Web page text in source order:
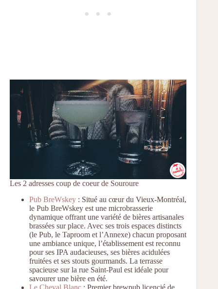
Les 2 adresses coup de coeur de Souroure
Pub BreWskey : Situé au cœur du Vieux-Montréal,
le Pub BreWskey est une microbrasserie
dynamique offrant une variété de bières artisanales
brassées sur place. Avec ses trois espaces distincts
(le Pub, le Taproom et l’Annexe) chacun proposant
une ambiance unique, l’établissement est reconnu
pour ses IPA audacieuses, ses bières acidulées
fruitées et ses stouts gourmands. La terrasse
spacieuse sur la rue Saint-Paul est idéale pour
savourer une bière en été.
Le Cheval Blanc : Premier brewpub licencié de